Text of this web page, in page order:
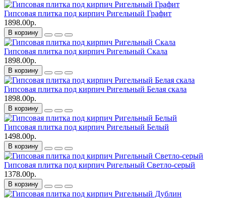
Гипсовая плитка под кирпич Ригельный Графит
1898.00р.
В корзину
Гипсовая плитка под кирпич Ригельный Скала
1898.00р.
В корзину
Гипсовая плитка под кирпич Ригельный Белая скала
1898.00р.
В корзину
Гипсовая плитка под кирпич Ригельный Белый
1498.00р.
В корзину
Гипсовая плитка под кирпич Ригельный Светло-серый
1378.00р.
В корзину